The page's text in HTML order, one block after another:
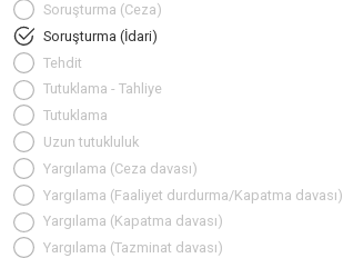
Soruşturma (Ceza)
Soruşturma (İdari)
Tehdit
Tutuklama - Tahliye
Tutuklama
Uzun tutukluluk
Yargılama (Ceza davası)
Yargılama (Faaliyet durdurma/Kapatma davası)
Yargılama (Kapatma davası)
Yargılama (Tazminat davası)